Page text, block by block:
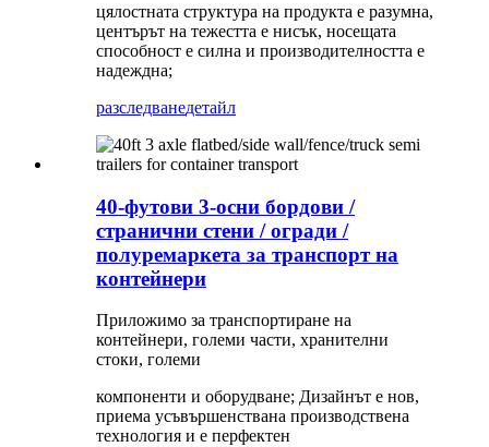
цялостната структура на продукта е разумна,
центърът на тежестта е нисък, носещата
способност е силна и производителността е
надеждна;
разследванедетайл
40-футови 3-осни бордови /
странични стени / огради /
полуремаркета за транспорт на
контейнери
Приложимо за транспортиране на
контейнери, големи части, хранителни
стоки, големи
компоненти и оборудване; Дизайнът е нов,
приема усъвършенствана производствена
технология и е перфектен